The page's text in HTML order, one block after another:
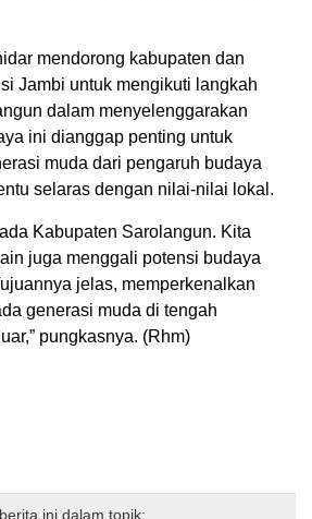
mendorong kabupaten dan
Jambi untuk mengikuti langkah
dalam menyelenggarakan
ini dianggap penting untuk
muda dari pengaruh budaya
selaras dengan nilai-nilai lokal.
Kabupaten Sarolangun. Kita
juga menggali potensi budaya
jelas, memperkenalkan
generasi muda di tengah
pungkasnya. (Rhm)
ini dalam topik: